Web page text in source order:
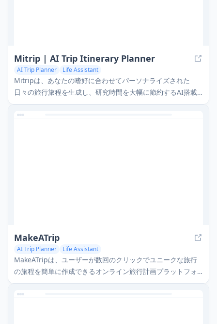
Mitrip | AI Trip Itinerary Planner
AI Trip Planner Life Assistant
Mitripは、あなたの嗜好に合わせてパーソナライズされた
日々の旅行旅程を生成し、研究時間を大幅に節約するAI搭載
の旅行プランナーです。
MakeATrip
AI Trip Planner Life Assistant
MakeATripは、ユーザーが数回のクリックでユニークな旅行
の旅程を簡単に作成できるオンライン旅行計画プラットフォ
ームです